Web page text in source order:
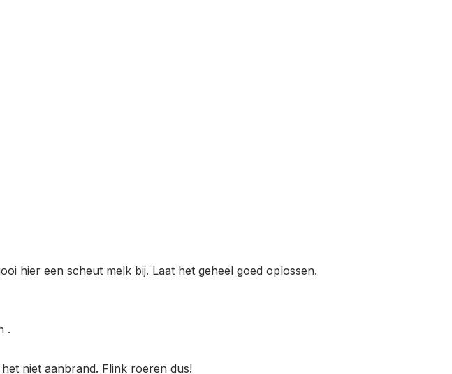
hier een scheut melk bij. Laat het geheel goed oplossen.
.
niet aanbrand. Flink roeren dus!